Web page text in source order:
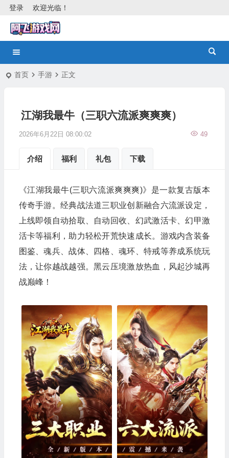
欢迎光临！
登录
首页 手游 正文
江湖我最牛（三职六流派爽爽爽）
2026年6月22日 08:00:02 49
介绍 福利 礼包 下载
《江湖我最牛(三职六流派爽爽爽)》是一款复古版本
传奇手游。经典战法道三职业创新融合六流派设定，
上线即领自动拾取、自动回收、幻武激活卡、幻甲激
活卡等福利，助力轻松开荒快速成长。游戏内含装备
图鉴、魂兵、战体、四格、魂环、特戒等养成系统玩
法，让你越战越强。黑云压境激放热血，风起沙城再
战巅峰！